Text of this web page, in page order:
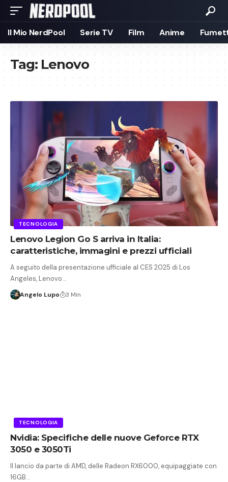
Il Mio NerdPool Serie TV Film Anime
Tag: Lenovo
TECNOLOGIA
Lenovo Legion Go S arriva in Italia:
caratteristiche, immagini e prezzi ufficiali
A seguito della presentazione ufficiale al CES 2025 di Los
Angeles, Lenovo…
Angelo Lupo 3 Min
TECNOLOGIA
Nvidia: Specifiche delle nuove Geforce RTX
3050 e 3050Ti
Il lancio da parte di AMD, delle Radeon RX6000, equipaggiate con
16GB…